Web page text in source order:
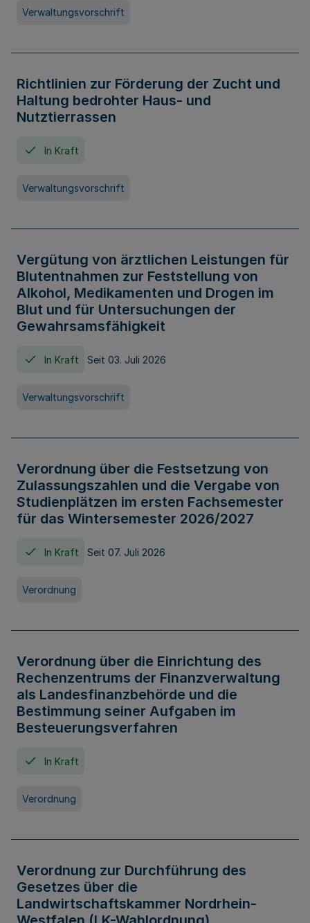
Verwaltungsvorschrift
Richtlinien zur Förderung der Zucht und
Haltung bedrohter Haus- und
Nutztierrassen
In Kraft
Verwaltungsvorschrift
Vergütung von ärztlichen Leistungen für
Blutentnahmen zur Feststellung von
Alkohol, Medikamenten und Drogen im
Blut und für Untersuchungen der
Gewahrsamsfähigkeit
In Kraft Seit 03. Juli 2026
Verwaltungsvorschrift
Verordnung über die Festsetzung von
Zulassungszahlen und die Vergabe von
Studienplätzen im ersten Fachsemester
für das Wintersemester 2026/2027
In Kraft Seit 07. Juli 2026
Verordnung
Verordnung über die Einrichtung des
Rechenzentrums der Finanzverwaltung
als Landesfinanzbehörde und die
Bestimmung seiner Aufgaben im
Besteuerungsverfahren
In Kraft
Verordnung
Verordnung zur Durchführung des
Gesetzes über die
Landwirtschaftskammer Nordrhein-